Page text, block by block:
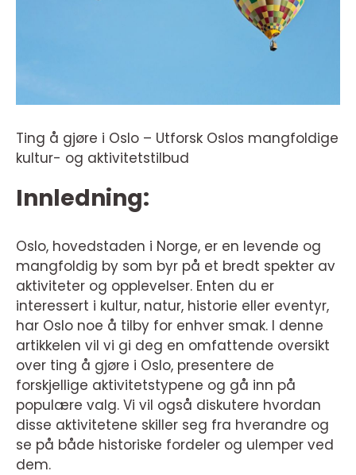
Ting å gjøre i Oslo – Utforsk Oslos mangfoldige
kultur- og aktivitetstilbud
Innledning:
Oslo, hovedstaden i Norge, er en levende og
mangfoldig by som byr på et bredt spekter av
aktiviteter og opplevelser. Enten du er
interessert i kultur, natur, historie eller eventyr,
har Oslo noe å tilby for enhver smak. I denne
artikkelen vil vi gi deg en omfattende oversikt
over ting å gjøre i Oslo, presentere de
forskjellige aktivitetstypene og gå inn på
populære valg. Vi vil også diskutere hvordan
disse aktivitetene skiller seg fra hverandre og
se på både historiske fordeler og ulemper ved
dem.